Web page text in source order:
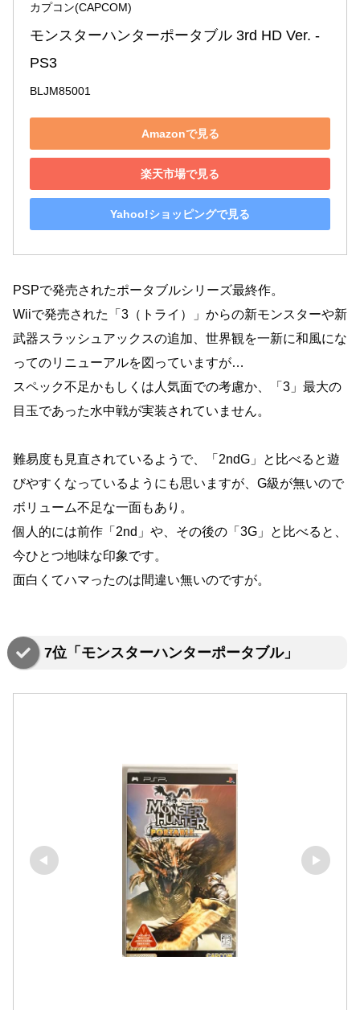
カプコン(CAPCOM)
モンスターハンターポータブル 3rd HD Ver. -
PS3
BLJM85001
Amazonで見る
楽天市場で見る
Yahoo!ショッピングで見る
PSPで発売されたポータブルシリーズ最終作。
Wiiで発売された「3（トライ）」からの新モンスターや新
武器スラッシュアックスの追加、世界観を一新に和風にな
ってのリニューアルを図っていますが…
スペック不足かもしくは人気面での考慮か、「3」最大の
目玉であった水中戦が実装されていません。
難易度も見直されているようで、「2ndG」と比べると遊
びやすくなっているようにも思いますが、G級が無いので
ボリューム不足な一面もあり。
個人的には前作「2nd」や、その後の「3G」と比べると、
今ひとつ地味な印象です。
面白くてハマったのは間違い無いのですが。
7位「モンスターハンターポータブル」